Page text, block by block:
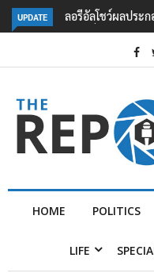
UPDATE
ลอรีอัลโชว์ผลประกอบการครึ่ง
คว้าไลเซนส์ ‘กุชชี่’ 50 ปี พร้อ
POLITICS